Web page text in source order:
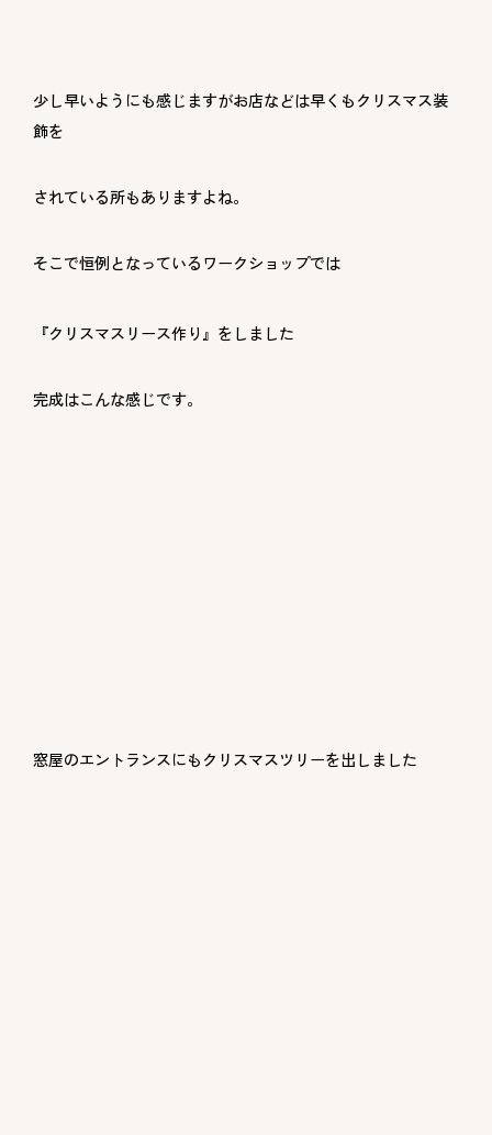
少し早いようにも感じますがお店などは早くもクリスマス装
飾を
されている所もありますよね。
そこで恒例となっているワークショップでは
『クリスマスリース作り』をしました
完成はこんな感じです。
窓屋のエントランスにもクリスマスツリーを出しました